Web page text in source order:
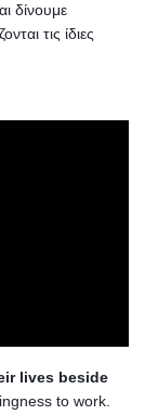
δίνουμε
τις ίδιες
lives beside
to work.